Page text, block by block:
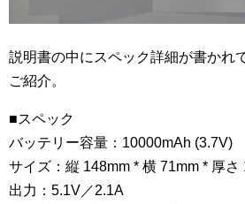
説明書の中にスペック詳細が書かれ
ご紹介。
■スペック
バッテリー容量：10000mAh (3.7V)
サイズ：縦 148mm * 横 71mm * 厚さ
出力：5.1V／2.1A